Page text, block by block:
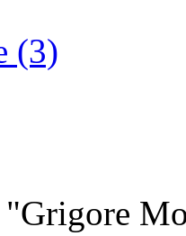
(3)